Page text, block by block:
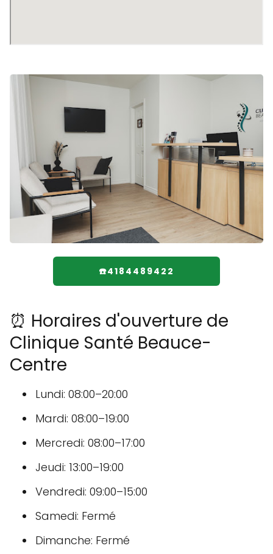
☎️4184489422
⏰ Horaires d'ouverture de
Clinique Santé Beauce-
Centre
Lundi: 08:00–20:00
Mardi: 08:00–19:00
Mercredi: 08:00–17:00
Jeudi: 13:00–19:00
Vendredi: 09:00–15:00
Samedi: Fermé
Dimanche: Fermé